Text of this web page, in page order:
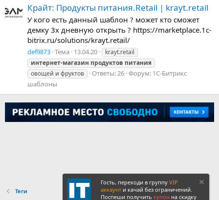
Крайт: Продукты питания.Retail | krayt.retail
У кого есть данный шаблон ? может кто сможет
демку 3х дневную открыть ? https://marketplace.1c-
bitrix.ru/solutions/krayt.retail/
def9873 Тема 13.04.20
krayt.retail
интернет-магазин продуктов питания
овощей и фруктов
Ответы: 26 Форум: 1С-Битрикс
шаблоны
Теги
Гость, переходи в группу VIP
аккаунт и качай без ограничений.
Поспеши получить купон на скидку